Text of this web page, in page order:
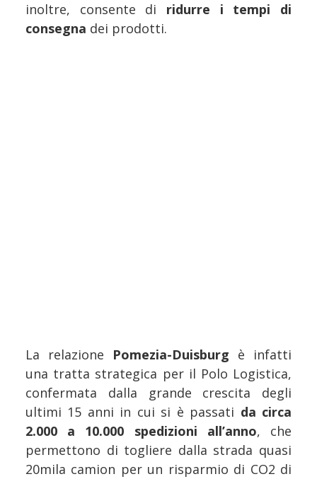
inoltre, consente di ridurre i tempi di
consegna dei prodotti.
La relazione Pomezia-Duisburg è infatti
una tratta strategica per il Polo Logistica,
confermata dalla grande crescita degli
ultimi 15 anni in cui si è passati da circa
2.000 a 10.000 spedizioni all’anno, che
permettono di togliere dalla strada quasi
20mila camion per un risparmio di CO2 di